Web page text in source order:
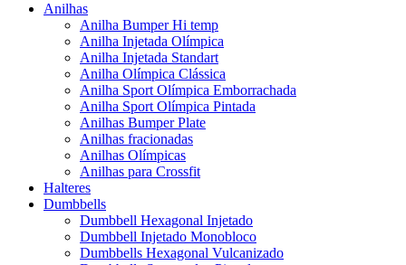
Anilhas
Anilha Bumper Hi temp
Anilha Injetada Olímpica
Anilha Injetada Standart
Anilha Olímpica Clássica
Anilha Sport Olímpica Emborrachada
Anilha Sport Olímpica Pintada
Anilhas Bumper Plate
Anilhas fracionadas
Anilhas Olímpicas
Anilhas para Crossfit
Halteres
Dumbbells
Dumbbell Hexagonal Injetado
Dumbbell Injetado Monobloco
Dumbbells Hexagonal Vulcanizado